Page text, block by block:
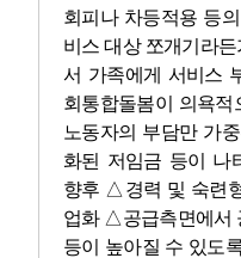
회피나 차등적용 등
비스 대상 쪼개기라
서 가족에게 서비스
회통합돌봄이 의욕
노동자의 부담만 가
화된 저임금 등이 나
향후 △ 경력 및 숙련
업화 △공급측면에서
등이 높아질 수 있도